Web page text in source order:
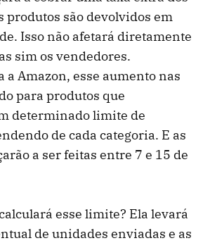
produtos são devolvidos em
Isso não afetará diretamente
sim os vendedores.
a Amazon, esse aumento nas
para produtos que
determinado limite de
de cada categoria. E as
a ser feitas entre 7 e 15 de
esse limite? Ela levará
de unidades enviadas e as